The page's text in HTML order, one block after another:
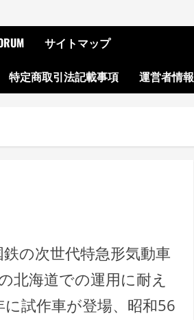
サイトマップ
特定商取引法記載事項 運営者情報
の次世代特急形気動車
北海道での運用に耐え
試作車が登場、昭和56